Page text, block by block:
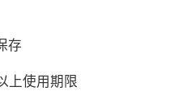
存
上使用期限